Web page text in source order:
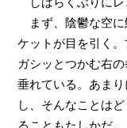
まず、陰鬱な空に
ケットが目を引く
ガシッとつかむ右
垂れている。あま
し、そんなことは
ることもたしかだ。